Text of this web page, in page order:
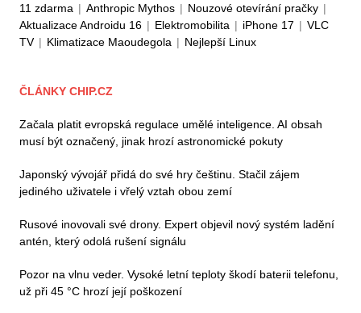
11 zdarma | Anthropic Mythos | Nouzové otevírání pračky |
Aktualizace Androidu 16 | Elektromobilita | iPhone 17 | VLC
TV | Klimatizace Maoudegola | Nejlepší Linux
ČLÁNKY CHIP.CZ
Začala platit evropská regulace umělé inteligence. AI obsah
musí být označený, jinak hrozí astronomické pokuty
Japonský vývojář přidá do své hry češtinu. Stačil zájem
jediného uživatele i vřelý vztah obou zemí
Rusové inovovali své drony. Expert objevil nový systém ladění
antén, který odolá rušení signálu
Pozor na vlnu veder. Vysoké letní teploty škodí baterii telefonu,
už při 45 °C hrozí její poškození